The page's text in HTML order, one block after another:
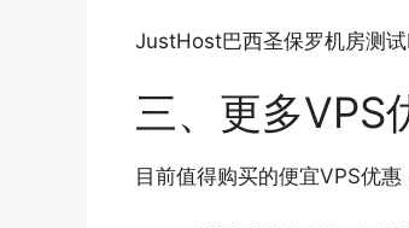
JustHost巴西圣保罗机房测
三、更多VPS
目前值得购买的便宜VPS优惠